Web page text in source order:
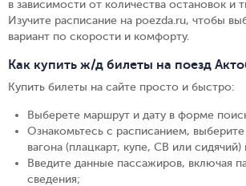
в зависимости от количества остановок и
Изучите расписание на poezda.ru, чтобы
вариант по скорости и комфорту.
Как купить ж/д билеты на поезд
Купить билеты на сайте просто и быстро:
Выберете маршрут и дату в форме
Ознакомьтесь с расписанием,
вагона (плацкарт, купе, СВ или сидячий)
Введите данные пассажиров, включая
сведения;